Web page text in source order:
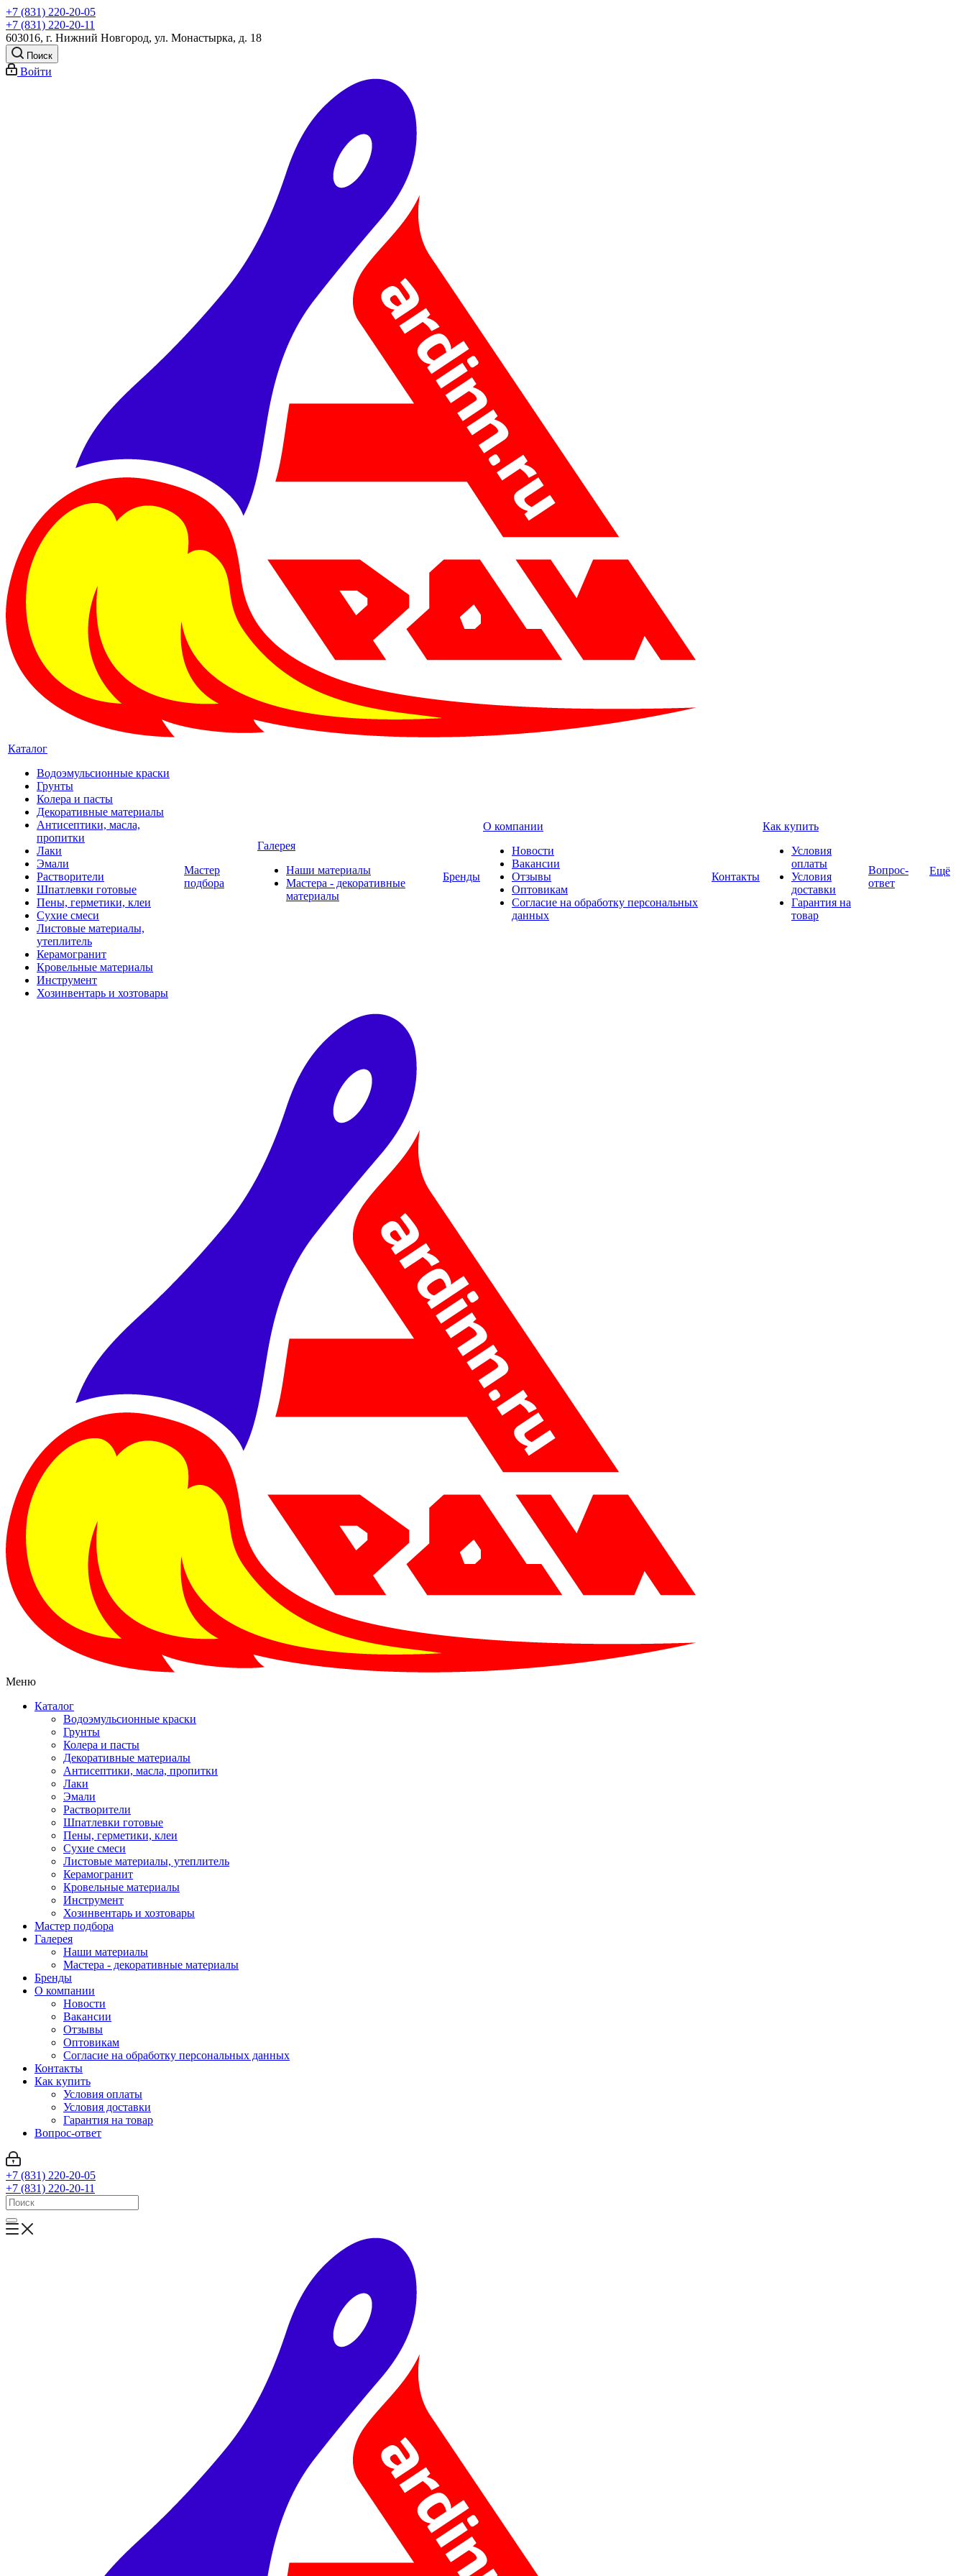
+7 (831) 220-20-05
+7 (831) 220-20-11
603016, г. Нижний Новгород, ул. Монастырка, д. 18
Поиск
Войти
Каталог
Водоэмульсионные краски
Грунты
Колера и пасты
Декоративные материалы
Антисептики, масла,
пропитки
Лаки
Эмали
Растворители
Шпатлевки готовые
Пены, герметики, клеи
Сухие смеси
Листовые материалы,
утеплитель
Керамогранит
Кровельные материалы
Инструмент
Хозинвентарь и хозтовары
Мастер
подбора
Галерея
Наши материалы
Мастера - декоративные
материалы
Бренды
О компании
Новости
Вакансии
Отзывы
Оптовикам
Cогласие на обработку персональных
данных
Контакты
Как купить
Условия
оплаты
Условия
доставки
Гарантия на
товар
Вопрос-
ответ
Ещё
Меню
Каталог
Водоэмульсионные краски
Грунты
Колера и пасты
Декоративные материалы
Антисептики, масла, пропитки
Лаки
Эмали
Растворители
Шпатлевки готовые
Пены, герметики, клеи
Сухие смеси
Листовые материалы, утеплитель
Керамогранит
Кровельные материалы
Инструмент
Хозинвентарь и хозтовары
Мастер подбора
Галерея
Наши материалы
Мастера - декоративные материалы
Бренды
О компании
Новости
Вакансии
Отзывы
Оптовикам
Cогласие на обработку персональных данных
Контакты
Как купить
Условия оплаты
Условия доставки
Гарантия на товар
Вопрос-ответ
+7 (831) 220-20-05
+7 (831) 220-20-11